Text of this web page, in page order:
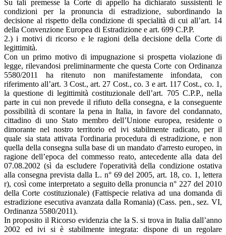
Su tali premesse la Corte di appello ha dichiarato sussistenti le
condizioni per la pronuncia di estradizione, subordinando la
decisione al rispetto della condizione di specialità di cui all’art. 14
della Convenzione Europea di Estradizione e art. 699 C.P.P.
2.) i motivi di ricorso e le ragioni della decisione della Corte di
legittimità.
Con un primo motivo di impugnazione si prospetta violazione di
legge, rilevandosi preliminarmente che questa Corte con Ordinanza
5580/2011 ha ritenuto non manifestamente infondata, con
riferimento all’art. 3 Cost., art. 27 Cost., co. 3 e art. 117 Cost., co. 1,
la questione di legittimità costituzionale dell’art. 705 C.P.P., nella
parte in cui non prevede il rifiuto della consegna, e la conseguente
possibilità di scontare la pena in Italia, in favore del condannato,
cittadino di uno Stato membro dell’Unione europea, residente o
dimorante nel nostro territorio ed ivi stabilmente radicato, per il
quale sia stata attivata l'ordinaria procedura di estradizione, e non
quella della consegna sulla base di un mandato d'arresto europeo, in
ragione dell’epoca del commesso reato, antecedente alla data del
07.08.2002 (sì da escludere l'operatività della condizione ostativa
alla consegna prevista dalla L. n° 69 del 2005, art. 18, co. 1, lettera
r), così come interpretato a seguito della pronuncia n° 227 del 2010
della Corte costituzionale) (Fattispecie relativa ad una domanda di
estradizione esecutiva avanzata dalla Romania) (Cass. pen., sez. VI,
Ordinanza 5580/2011).
In proposito il Ricorso evidenzia che la S. si trova in Italia dall’anno
2002 ed ivi si è stabilmente integrata: dispone di un regolare